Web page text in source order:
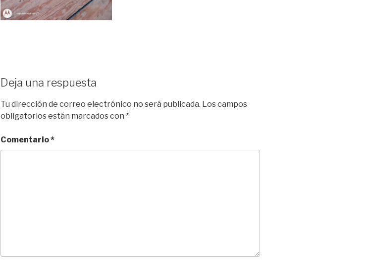
Deja una respuesta
Tu dirección de correo electrónico no será publicada. Los campos
obligatorios están marcados con *
Comentario*